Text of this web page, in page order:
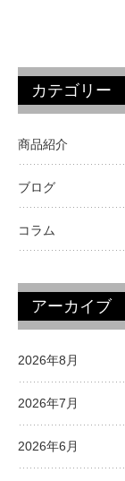
カテゴリー
商品紹介
ブログ
コラム
アーカイブ
2026年8月
2026年7月
2026年6月